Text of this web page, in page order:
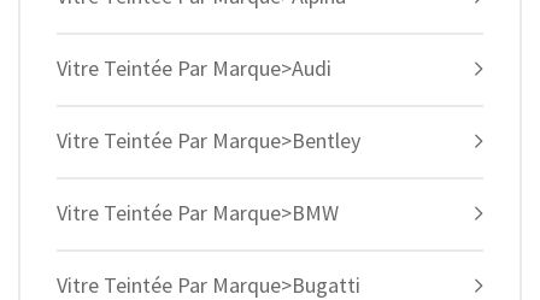
Vitre Teintée Par Marque>Audi
Vitre Teintée Par Marque>Bentley
Vitre Teintée Par Marque>BMW
Vitre Teintée Par Marque>Bugatti